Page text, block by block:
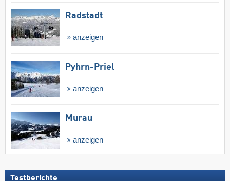
Radstadt
anzeigen
Pyhrn-Priel
anzeigen
Murau
anzeigen
Testberichte